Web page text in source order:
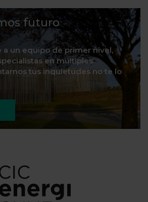
futuro
a un equipo de primer nivel,
en múltiples
tus inquietudes no te lo